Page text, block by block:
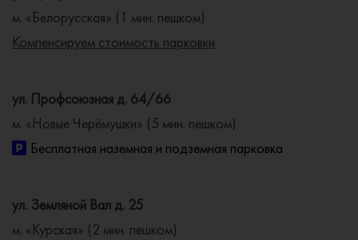
м. «Белорусская» (1 мин. пешком)
Компенсируем стоимость парковки
ул. Профсоюзная д. 64/66
м. «Новые Черёмушки» (5 мин. пешком)
Бесплатная наземная и подземная парковка
ул. Земляной Вал д. 25
м. «Курская» (2 мин. пешком)